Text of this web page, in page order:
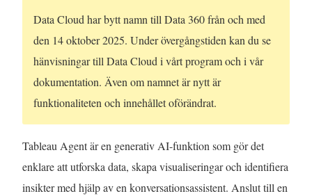
Data Cloud har bytt namn till Data 360 från och med
den 14 oktober 2025. Under övergångstiden kan du se
hänvisningar till Data Cloud i vårt program och i vår
dokumentation. Även om namnet är nytt är
funktionaliteten och innehållet oförändrat.
Tableau Agent är en generativ AI-funktion som gör det
enklare att utforska data, skapa visualiseringar och identifiera
insikter med hjälp av en konversationsassistent. Anslut till en